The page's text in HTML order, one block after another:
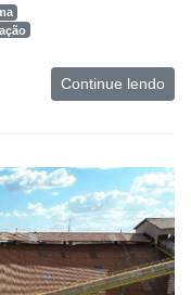
Continue lendo